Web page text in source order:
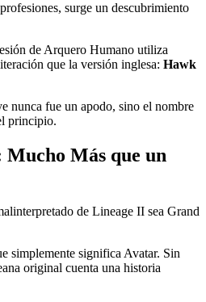
surge un descubrimiento
de Arquero Humano utiliza
que la versión inglesa: Hawk
nunca fue un apodo, sino el nombre
principio.
Más que un
de Lineage II sea Grand
simplemente significa Avatar. Sin
original cuenta una historia